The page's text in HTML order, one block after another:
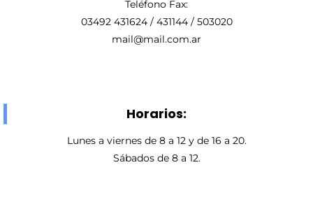
Teléfono Fax:
03492 431624 / 431144 / 503020
mail@mail.com.ar
Horarios:
Lunes a viernes de 8 a 12 y de 16 a 20.
Sábados de 8 a 12.